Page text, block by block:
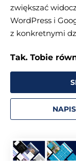
zwiększać
WordPress i
z konkretnymi
Tak. Tobie